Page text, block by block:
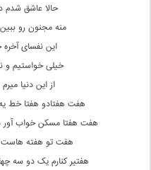
حالا عاشق شدم
منه مجنون رو
این نفسای
خیلی خواستیم و
از این دنیا
هفت هفتادو هفتا خط
هفت هفتا مسکن خواب آور
هفت تو هفته هاست
هفتیر کنارم یک دو سه